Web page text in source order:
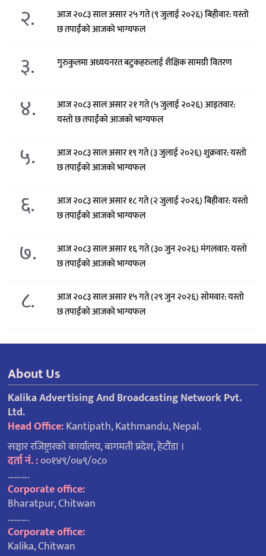
२.
आज २०८३ साल असार २५ गते (९ जुलाई २०२६) बिहीवार: यस्तो
छ तपाईंको आजको भाग्यफल
३. गुरुकुलमा अध्ययनरत बटुकहरुलाई शैक्षिक सामग्री वितरण
४.
आज २०८३ साल असार २१ गते (५ जुलाई २०२६) आइतवार:
यस्तो छ तपाईंको आजको भाग्यफल
५.
आज २०८३ साल असार १९ गते (३ जुलाई २०२६) शुक्रवार: यस्तो
छ तपाईंको आजको भाग्यफल
६.
आज २०८३ साल असार १८ गते (२ जुलाई २०२६) बिहीवार: यस्तो
छ तपाईंको आजको भाग्यफल
७.
आज २०८३ साल असार १६ गते (३० जुन २०२६) मंगलवार: यस्तो
छ तपाईंको आजको भाग्यफल
८.
आज २०८३ साल असार १५ गते (२९ जुन २०२६) साेमवार: यस्तो
छ तपाईंको आजको भाग्यफल
About Us
Kalika Advertising And Broadcasting Network Pvt.
Ltd.
Head Office:Kantipath, Kathmandu, Nepal.
सञ्चार रजिष्ट्रारको कार्यालय, बागमती प्रदेश, हेटौंडा ।
दर्ता नं. :००१४९/०७९/०८०
……….
Corporate office:
Bharatpur, Chitwan
……….
Corporate office:
Kalika, Chitwan